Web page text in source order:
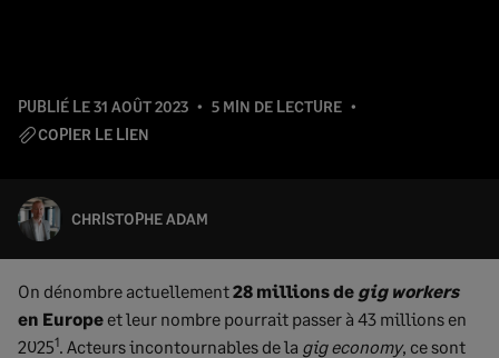
PUBLIÉ LE31 AOÛT 2023
5 MIN DE LECTURE
COPIER LE LIEN
CHRISTOPHE ADAM
On dénombre actuellement28 millions de gig workers
en Europe et leur nombre pourrait passer à 43 millions en
20251. Acteurs incontournables de la gig economy, ce sont